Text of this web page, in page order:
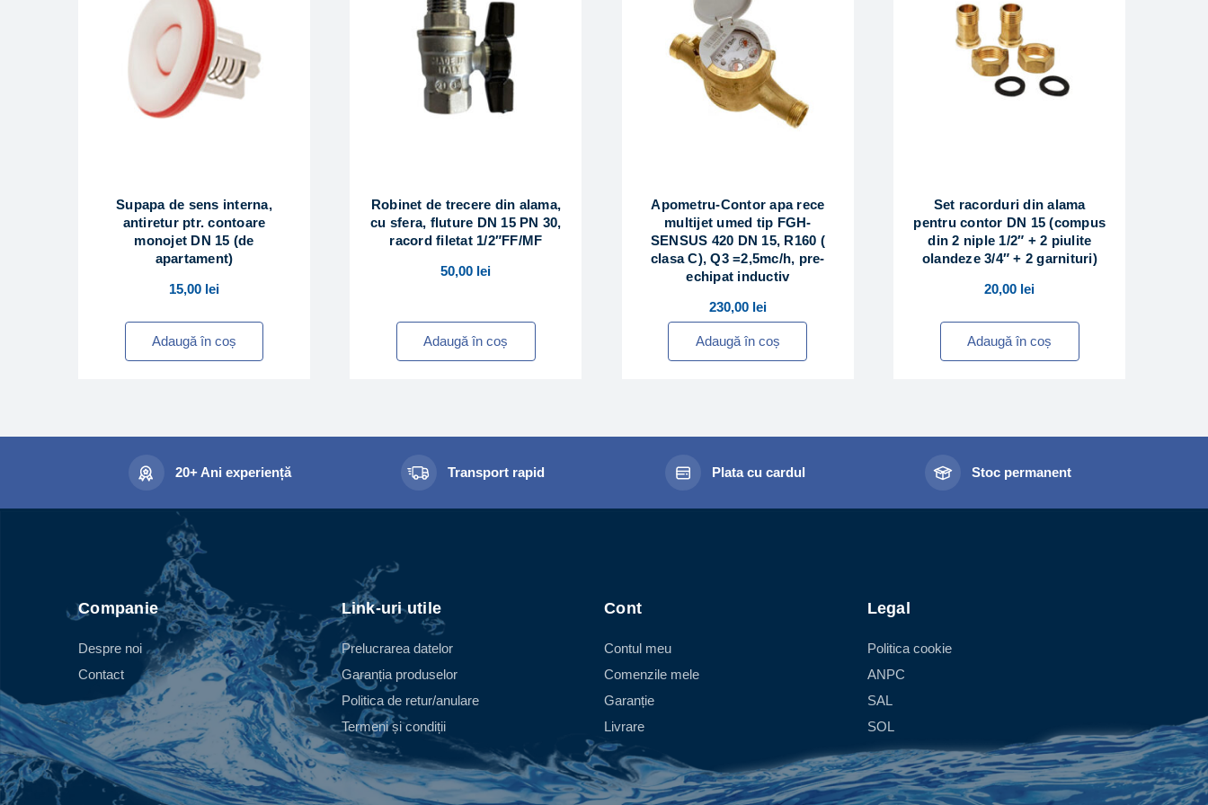
Supapa de sens interna,
antiretur ptr. contoare
monojet DN 15 (de
apartament)
15,00 lei
Adaugă în coș
Robinet de trecere din alama,
cu sfera, fluture DN 15 PN 30,
racord filetat 1/2″FF/MF
50,00 lei
Adaugă în coș
Apometru-Contor apa rece
multijet umed tip FGH-
SENSUS 420 DN 15, R160 (
clasa C), Q3 =2,5mc/h, pre-
echipat inductiv
230,00 lei
Adaugă în coș
Set racorduri din alama
pentru contor DN 15 (compus
din 2 niple 1/2″ + 2 piulite
olandeze 3/4″ + 2 garnituri)
20,00 lei
Adaugă în coș
20+ Ani experiență Transport rapid Plata cu cardul Stoc permanent
Companie
Despre noi
Contact
Link-uri utile
Prelucrarea datelor
Garanția produselor
Politica de retur/anulare
Termeni și condiții
Cont
Contul meu
Comenzile mele
Garanție
Livrare
Legal
Politica cookie
ANPC
SAL
SOL